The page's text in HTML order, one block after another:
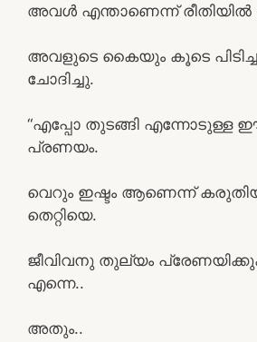
അവൾ എന്താണെന്ന് രീതിയിൽ
അവളുടെ കൈയും കൂടെ
ചോദിച്ചു.
“എപ്പോ തുടങ്ങി എന്നോടുള്ള
പ്രണയം.
വെറും ഇഷ്ടം ആണെന്ന്
തെറ്റിയെ.
ജീവിവനു തുല്യം
എന്നെ..
അതും..